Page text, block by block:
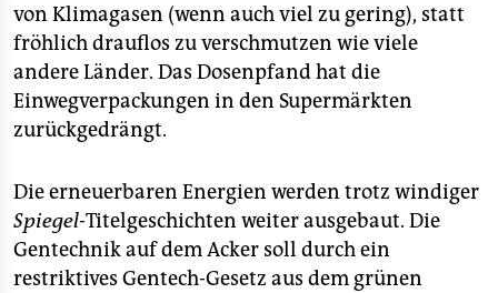
von Klimagasen (wenn auch viel zu gering), statt
fröhlich drauflos zu verschmutzen wie viele
andere Länder. Das Dosenpfand hat die
Einwegverpackungen in den Supermärkten
zurückgedrängt.
Die erneuerbaren Energien werden trotz windiger
Spiegel-Titelgeschichten weiter ausgebaut. Die
Gentechnik auf dem Acker soll durch ein
restriktives Gentech-Gesetz aus dem grünen